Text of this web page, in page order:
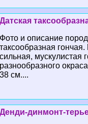
Датская
Фото и описание
таксообразная
сильная, мускулистая
разнообразного
38 см....
Денди-динмонт-